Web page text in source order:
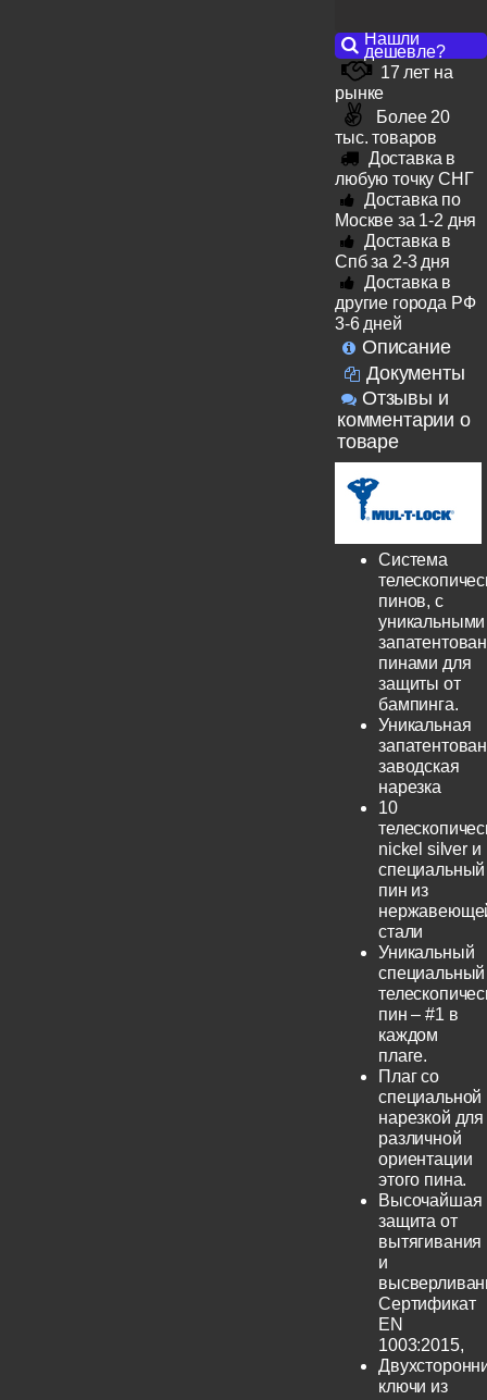
Нашли
дешевле?
17 лет на
рынке
Более 20
тыс. товаров
Доставка в
любую точку СНГ
Доставка по
Москве за 1-2 дня
Доставка в
Спб за 2-3 дня
Доставка в
другие города РФ
3-6 дней
Описание
Документы
Отзывы и
комментарии о
товаре
Система
пинов, с
уникальными
пинами для
защиты от
бампинга.
Уникальная
заводская
нарезка
10
nickel silver и
специальный
пин из
стали
Уникальный
специальный
пин – #1 в
каждом
плаге.
Плаг со
специальной
нарезкой для
различной
ориентации
этого пина.
Высочайшая
защита от
вытягивания
и
Сертификат
EN
1003:2015,
ключи из